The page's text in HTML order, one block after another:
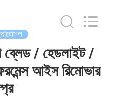
ব্লেড / হেডলাইট /
আইস রিমোভার